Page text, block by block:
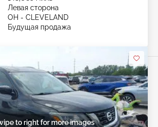
Левая сторона
OH - CLEVELAND
Будущая продажа
to right for more images